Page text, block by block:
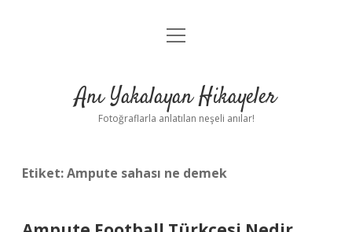
Anasayfa
Yasal Uyarı
menüyü
Anı Yakalayan Hikayeler
Fotoğraflarla anlatılan neşeli anılar!
Etiket:Ampute sahası ne demek